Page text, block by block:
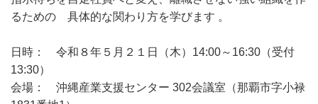
るための 具体的な関わり方を学びます 。
日時： 令和８年５月２１日（木）14:00～16:30（受付
13:30）
会場： 沖縄産業支援センター 302会議室（那覇市字小禄